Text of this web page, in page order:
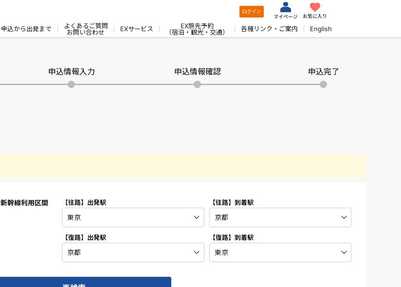
ログイン
マイページ
お気に入り
申込から出発まで
よくあるご質問
お問い合わせ
EXサービス
EX旅先予約
（宿泊・観光・交通）
各種リンク・ご案内 English
申込情報入力 申込情報確認 申込完了
新幹線利用区間 【往路】 出発駅 【往路】 到着駅
【復路】 出発駅 【復路】 到着駅